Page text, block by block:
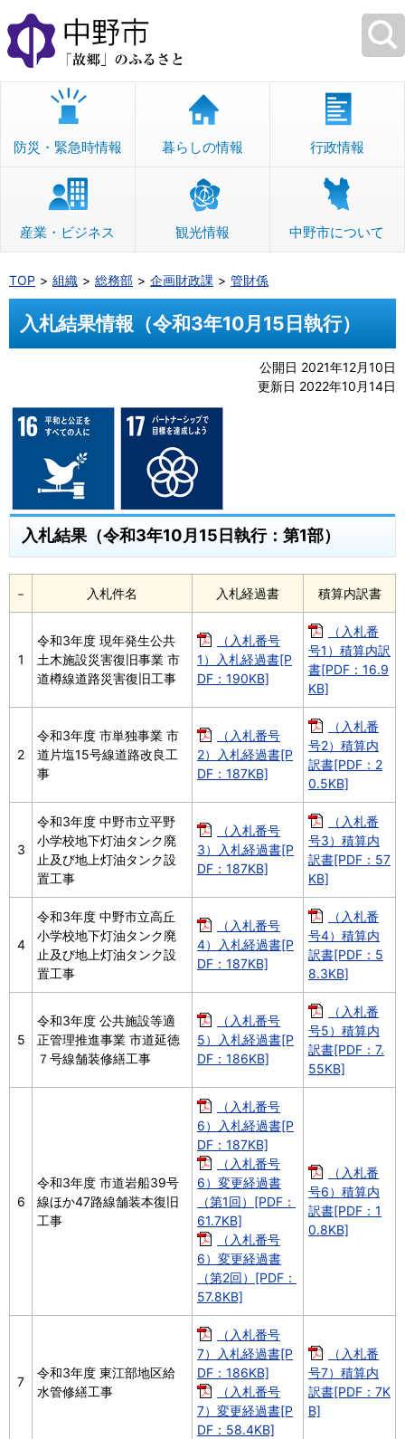
本
文
へ
移
防災・緊急時情報 暮らしの情報 行政情報
産業・ビジネス 観光情報 中野市について
TOP 組織 総務部 企画財政課 管財係
入札結果情報（令和3年10月15日執行）
公開日 2021年12月10日
更新日 2022年10月14日
－ 入札件名 入札経過書 積算内訳書
入札結果（令和3年10月15日執行：第1部）
1
令和3年度 現年発生公共
土木施設災害復旧事業 市
道樽線道路災害復旧工事
（入札番号
1）入札経過書[P
DF：190KB]
（入札番
号1）積算内訳
書[PDF：16.9
KB]
2
令和3年度 市単独事業 市
道片塩15号線道路改良工
事
（入札番号
2）入札経過書[P
DF：187KB]
（入札番
号2）積算内
訳書[PDF：2
0.5KB]
3
令和3年度 中野市立平野
小学校地下灯油タンク廃
止及び地上灯油タンク設
置工事
（入札番号
3）入札経過書[P
DF：187KB]
（入札番
号3）積算内
訳書[PDF：57
KB]
4
令和3年度 中野市立高丘
小学校地下灯油タンク廃
止及び地上灯油タンク設
置工事
（入札番号
4）入札経過書[P
DF：187KB]
（入札番
号4）積算内
訳書[PDF：5
8.3KB]
5
令和3年度 公共施設等適
正管理推進事業 市道延徳
７号線舗装修繕工事
（入札番号
5）入札経過書[P
DF：186KB]
（入札番
号5）積算内
訳書[PDF：7.
55KB]
6
令和3年度 市道岩船39号
線ほか47路線舗装本復旧
工事
（入札番号
6）入札経過書[P
DF：187KB]
（入札番号
6）変更経過書
（第1回）[PDF：
61.7KB]
（入札番号
6）変更経過書
（第2回）[PDF：
57.8KB]
（入札番
号6）積算内
訳書[PDF：1
0.8KB]
7
令和3年度 東江部地区給
水管修繕工事
（入札番号
7）入札経過書[P
DF：186KB]
（入札番号
7）変更経過書[P
DF：58.4KB]
（入札番
号7）積算内
訳書[PDF：7K
B]